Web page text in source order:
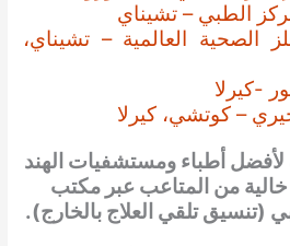
الطبي – تشيناي
الصحية العالمية – تشيناي،
-كيرلا
– كوتشي، كيرلا
أطباء ومستشفيات الهند
خالية من المتاعب عبر مكتب
(تنسيق تلقي العلاج بالخارج).